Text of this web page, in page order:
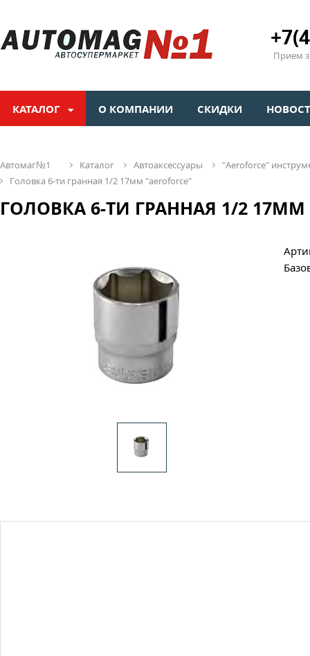
Прием
КАТАЛОГ О КОМПАНИИ СКИДКИ
автомаг№1 каталог автоаксессуары
"aeroforсe"
головка 6-ти гранная 1/2 17мм "aeroforce"
ГОЛОВКА 6-ТИ ГРАННАЯ 1/2 17ММ